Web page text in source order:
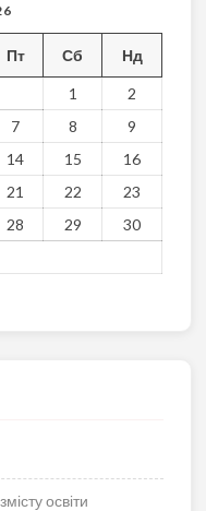
Пт Сб Нд
1
2
7 8
9
14 15
16
21 22
23
28 29
30
освіти